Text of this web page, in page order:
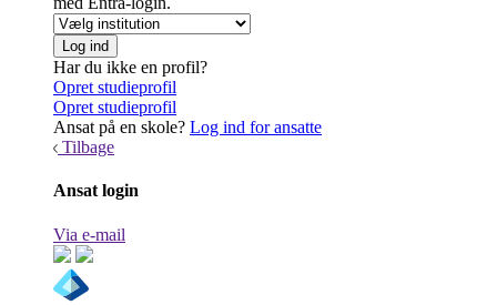
Har du ikke en profil?
Opret studieprofil
Opret studieprofil
Ansat på en skole? Log ind for ansatte
Tilbage
Ansat login
Via e-mail